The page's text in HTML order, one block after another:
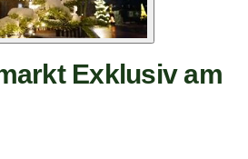
Exklusiv am